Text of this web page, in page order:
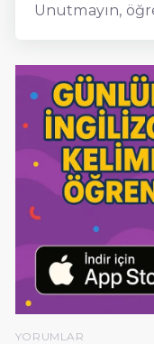
Unutmayın,
YORUMLAR